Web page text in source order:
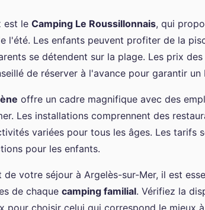
est le Camping Le Roussillonnais, qui
l'été. Les enfants peuvent profiter de la
se détendent sur la plage. Les prix
de réserver à l'avance pour garantir un
offre un cadre magnifique avec des
Les installations comprennent des
variées pour tous les âges. Les tarifs
pour les enfants.
votre séjour à Argelès-sur-Mer, il est
de chaque camping familial. Vérifiez la